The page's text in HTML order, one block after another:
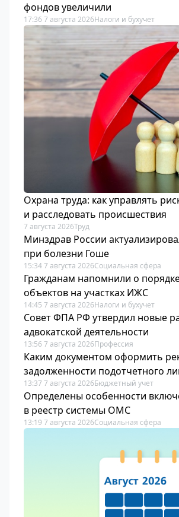
фондов увеличили
17:36 7 августа 2026Налоги и бухучет
Охрана труда: как управлять
и расследовать происшествия
7 августа 2026Труд
Минздрав России
при болезни Гоше
15:34 7 августа 2026Социальная сфера
Гражданам напомнили о
объектов на участках ИЖС
14:45 7 августа 2026Налоги и бухучет
Совет ФПА РФ утвердил новые
адвокатской деятельности
13:56 7 августа 2026Профессия
Каким документом оформить
задолженности подотчетного
13:37 7 августа 2026Бюджетный учет
Определены особенности
в реестр системы ОМС
13:19 7 августа 2026Социальная сфера